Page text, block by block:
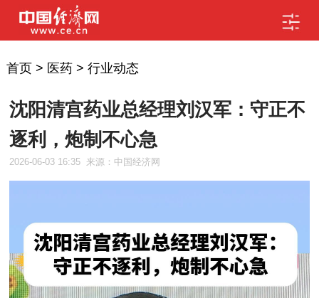
首页> 医药> 行业动态
沈阳清宫药业总经理刘汉军：守正不
逐利，炮制不心急
2026-06-03 16:35 来源：中国经济网